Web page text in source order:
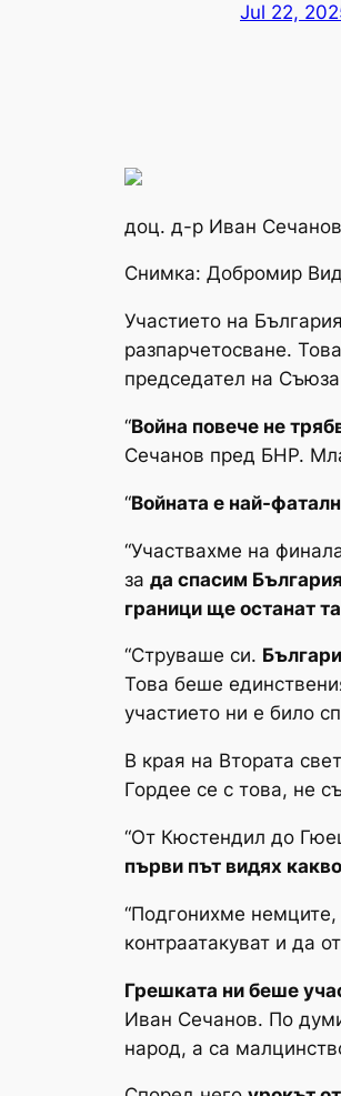
Jul 22,
доц. д-р Иван Сечанов
Снимка: Добромир
Участието на
разпарчетосване.
председател на
“Война повече не
Сечанов пред БНР.
“Войната е най-
“Участвахме на
за да спасим
граници ще останат
“Струваше си.
Това беше
участието ни е било
В края на Втората
Гордее се с това, не
“От Кюстендил до
първи път видях
“Подгонихме
контраатакуват и да
Грешката ни беше
Иван Сечанов. По
народ, а са